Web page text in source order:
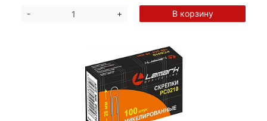
- + В корзину